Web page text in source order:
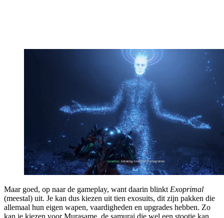
Maar goed, op naar de gameplay, want daarin blinkt Exoprimal
(meestal) uit. Je kan dus kiezen uit tien exosuits, dit zijn pakken die
allemaal hun eigen wapen, vaardigheden en upgrades hebben. Zo